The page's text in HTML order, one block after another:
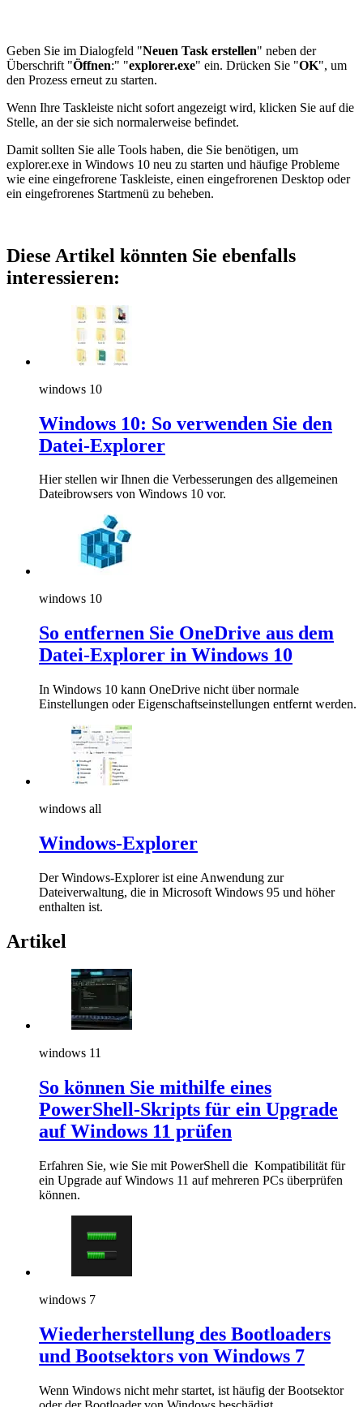
Geben Sie im Dialogfeld "Neuen Task erstellen" neben der
Überschrift "Öffnen:" "explorer.exe" ein. Drücken Sie "OK", um
den Prozess erneut zu starten.
Wenn Ihre Taskleiste nicht sofort angezeigt wird, klicken Sie auf die
Stelle, an der sie sich normalerweise befindet.
Damit sollten Sie alle Tools haben, die Sie benötigen, um
explorer.exe in Windows 10 neu zu starten und häufige Probleme
wie eine eingefrorene Taskleiste, einen eingefrorenen Desktop oder
ein eingefrorenes Startmenü zu beheben.
Diese Artikel könnten Sie ebenfalls
interessieren:
windows 10
Windows 10: So verwenden Sie den
Datei-Explorer
Hier stellen wir Ihnen die Verbesserungen des allgemeinen
Dateibrowsers von Windows 10 vor.
windows 10
So entfernen Sie OneDrive aus dem
Datei-Explorer in Windows 10
In Windows 10 kann OneDrive nicht über normale
Einstellungen oder Eigenschaftseinstellungen entfernt werden.
windows all
Windows-Explorer
Der Windows-Explorer ist eine Anwendung zur
Dateiverwaltung, die in Microsoft Windows 95 und höher
enthalten ist.
Artikel
windows 11
So können Sie mithilfe eines
PowerShell-Skripts für ein Upgrade
auf Windows 11 prüfen
Erfahren Sie, wie Sie mit PowerShell die Kompatibilität für
ein Upgrade auf Windows 11 auf mehreren PCs überprüfen
können.
windows 7
Wiederherstellung des Bootloaders
und Bootsektors von Windows 7
Wenn Windows nicht mehr startet, ist häufig der Bootsektor